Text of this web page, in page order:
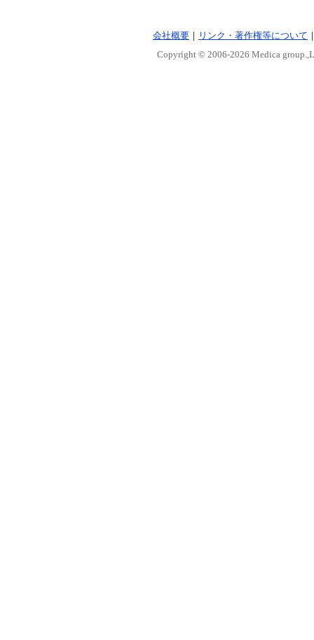
会社概要 ｜ リンク・著作権等について
Copyright © 2006-2026 Medica